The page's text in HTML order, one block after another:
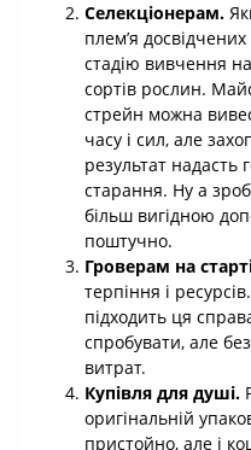
Селекціонерам.
плем’я
стадію вивчення
сортів рослин.
стрейн можна
часу і сил, але
результат надасть
старання. Ну а
більш вигідною
поштучно.
Гроверам на
терпіння і
підходить ця
спробувати, але
витрат.
Купівля для душі.
оригінальній
пристойно, але і